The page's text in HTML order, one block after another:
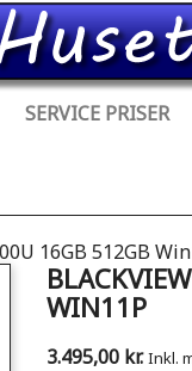
SERVICE PRISER
16GB 512GB
WIN11P
3.495,00 kr. Inkl.